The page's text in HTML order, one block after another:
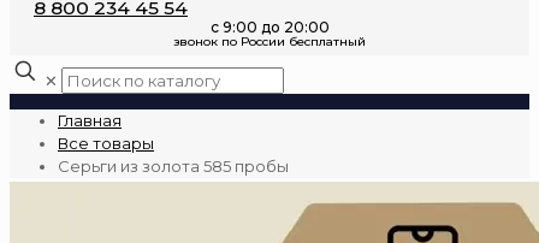
8 800 234 45 54
✕
Главная
Все товары
Серьги из золота 585 пробы